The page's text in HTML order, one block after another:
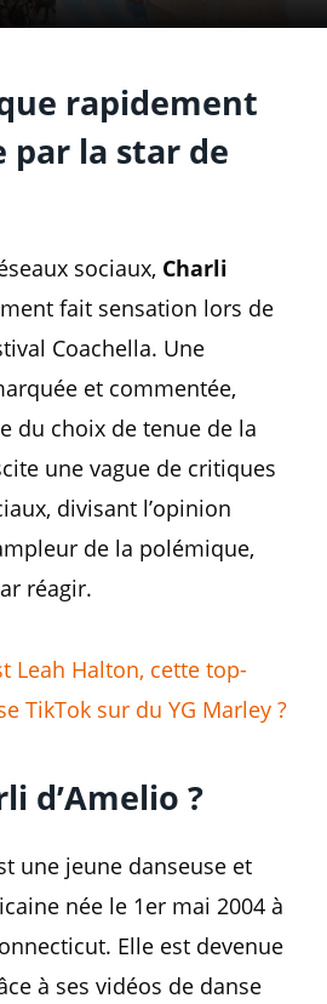
rapidement
par la star de
sociaux, Charli
fait sensation lors de
Coachella. Une
et commentée,
du choix de tenue de la
une vague de critiques
divisant l’opinion
de la polémique,
réagir.
Leah Halton, cette top-
TikTok sur du YG Marley ?
d’Amelio ?
une jeune danseuse et
née le 1er mai 2004 à
Elle est devenue
à ses vidéos de danse